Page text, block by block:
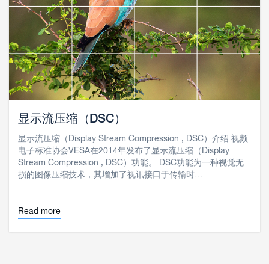
显示流压缩（DSC）
显示流压缩（Display Stream Compression , DSC）介绍 视频
电子标准协会VESA在2014年发布了显示流压缩（Display
Stream Compression , DSC）功能。 DSC功能为一种视觉无
损的图像压缩技术，其增加了视讯接口于传输时…
Read more